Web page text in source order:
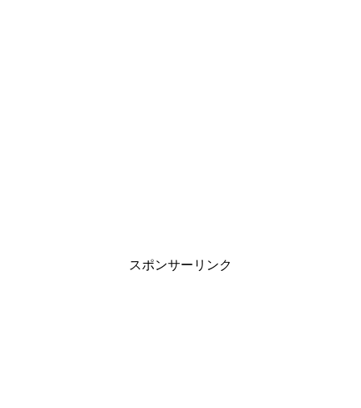
スポンサーリンク